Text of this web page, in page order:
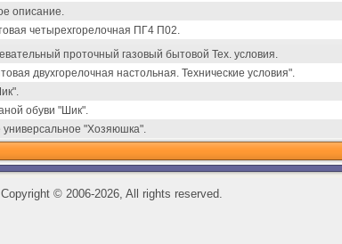
описание.
четырехгорелочная ПГ4 П02.
проточный газовый бытовой Тех. условия.
двухгорелочная настольная. Технические условия".
обуви "Шик".
"Хозяюшка".
Copyright ©2006-2026, All rights reserved.